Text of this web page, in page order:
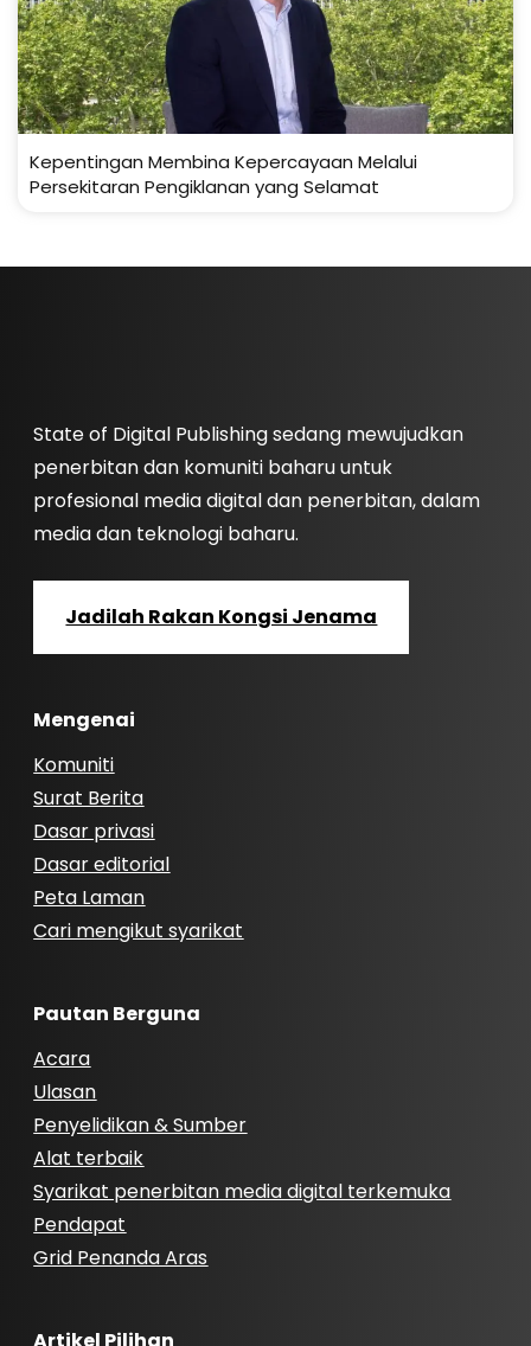
Kepentingan Membina Kepercayaan Melalui
Persekitaran Pengiklanan yang Selamat
State of Digital Publishing sedang mewujudkan
penerbitan dan komuniti baharu untuk
profesional media digital dan penerbitan, dalam
media dan teknologi baharu.
Jadilah Rakan Kongsi Jenama
Mengenai
Komuniti
Surat Berita
Dasar privasi
Dasar editorial
Peta Laman
Cari mengikut syarikat
Pautan Berguna
Acara
Ulasan
Penyelidikan & Sumber
Alat terbaik
Syarikat penerbitan media digital terkemuka
Pendapat
Grid Penanda Aras